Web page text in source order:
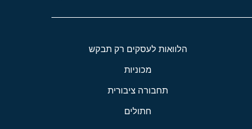
הלוואות לעסקים רק תבקש
מכוניות
תחבורה ציבורית
חתולים